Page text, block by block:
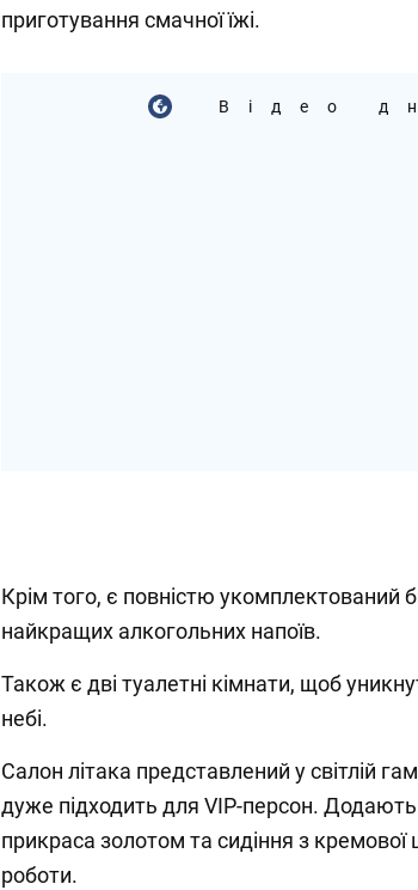
приготування смачної їжі.
Відео
Крім того, є повністю укомплектований
найкращих алкогольних напоїв.
Також є дві туалетні кімнати, щоб
небі.
Салон літака представлений у світлій
дуже підходить для VIP-персон. Додають
прикраса золотом та сидіння з кремової
роботи.